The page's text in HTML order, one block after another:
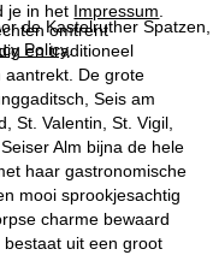
je in het Impressum.
omtrent
Policy.
de Kastelruther Spatzen,
en traditioneel
aantrekt. De grote
Seis am
St. Valentin, St. Vigil,
Alm bijna de hele
haar gastronomische
mooi sprookjesachtig
charme bewaard
uit een groot